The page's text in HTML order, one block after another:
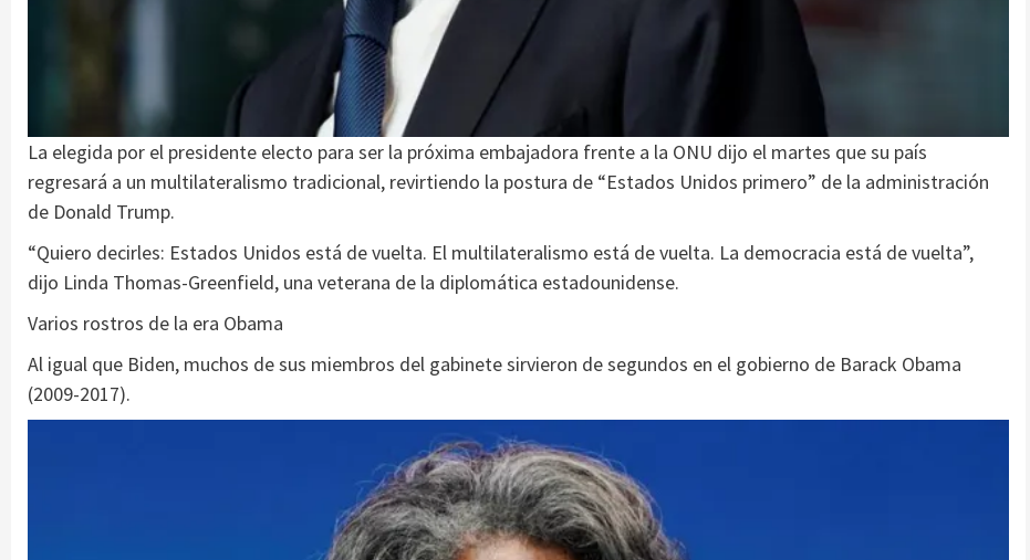
La elegida por el presidente electo para ser la próxima embajadora frente a la ONU dijo el martes que su país
regresará a un multilateralismo tradicional, revirtiendo la postura de “Estados Unidos primero” de la administración
de Donald Trump.
“Quiero decirles: Estados Unidos está de vuelta. El multilateralismo está de vuelta. La democracia está de vuelta”,
dijo Linda Thomas-Greenfield, una veterana de la diplomática estadounidense.
Varios rostros de la era Obama
Al igual que Biden, muchos de sus miembros del gabinete sirvieron de segundos en el gobierno de Barack Obama
(2009-2017).